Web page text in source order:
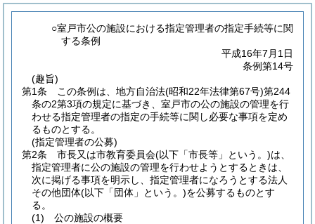
○室戸市公の施設における指定管理者の指定手続等に関
する条例
平成16年7月1日
条例第14号
(趣旨)
第1条
この条例は、地方自治法(昭和22年法律第67号)第244
条の2第3項の規定に基づき、室戸市の公の施設の管理を行
わせる指定管理者の指定の手続等に関し必要な事項を定め
るものとする。
(指定管理者の公募)
第2条
市長又は市教育委員会(以下「市長等」という。)は、
指定管理者に公の施設の管理を行わせようとするときは、
次に掲げる事項を明示し、指定管理者になろうとする法人
その他団体(以下「団体」という。)を公募するものとす
る。
(1)
公の施設の概要